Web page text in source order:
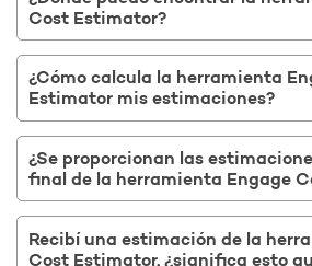
Cost Estimator?
¿Cómo calcula la herramienta
Estimator mis estimaciones?
¿Se proporcionan las
final de la herramienta Engage
Recibí una estimación de la
Cost Estimator, ¿significa esto